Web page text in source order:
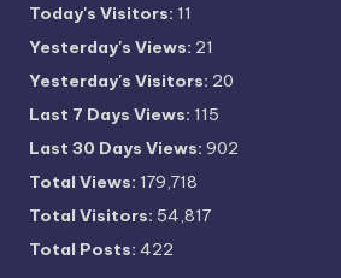
Today's Visitors: 11
Yesterday's Views: 21
Yesterday's Visitors: 20
Last 7 Days Views: 115
Last 30 Days Views: 902
Total Views: 179,718
Total Visitors: 54,817
Total Posts: 422